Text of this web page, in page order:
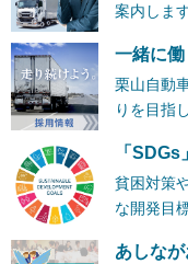
案内します
一緒に
栗山自動
りを目指
「
貧困対策
な開発目
あしな